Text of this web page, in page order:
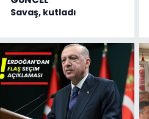
Savaş, kutladı